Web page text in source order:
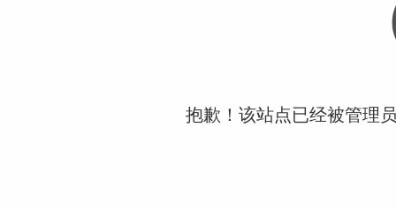
抱歉！该站点已经被管理